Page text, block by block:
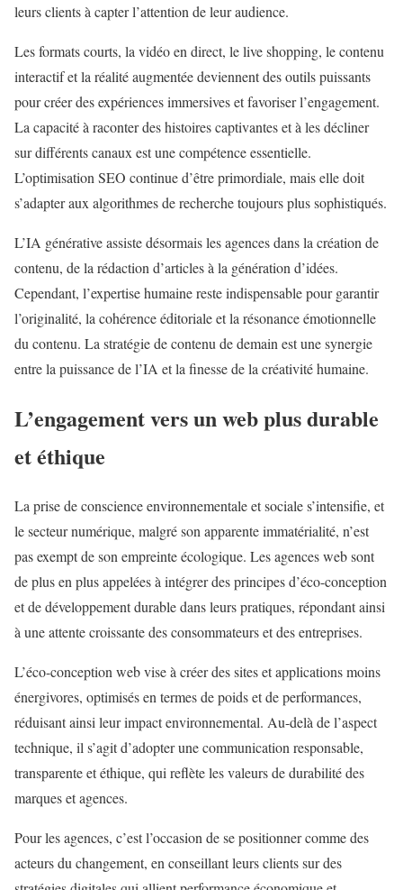
leurs clients à capter l’attention de leur audience.
Les formats courts, la vidéo en direct, le live shopping, le contenu
interactif et la réalité augmentée deviennent des outils puissants
pour créer des expériences immersives et favoriser l’engagement.
La capacité à raconter des histoires captivantes et à les décliner
sur différents canaux est une compétence essentielle.
L’optimisation SEO continue d’être primordiale, mais elle doit
s’adapter aux algorithmes de recherche toujours plus sophistiqués.
L’IA générative assiste désormais les agences dans la création de
contenu, de la rédaction d’articles à la génération d’idées.
Cependant, l’expertise humaine reste indispensable pour garantir
l’originalité, la cohérence éditoriale et la résonance émotionnelle
du contenu. La stratégie de contenu de demain est une synergie
entre la puissance de l’IA et la finesse de la créativité humaine.
L’engagement vers un web plus durable
et éthique
La prise de conscience environnementale et sociale s’intensifie, et
le secteur numérique, malgré son apparente immatérialité, n’est
pas exempt de son empreinte écologique. Les agences web sont
de plus en plus appelées à intégrer des principes d’éco-conception
et de développement durable dans leurs pratiques, répondant ainsi
à une attente croissante des consommateurs et des entreprises.
L’éco-conception web vise à créer des sites et applications moins
énergivores, optimisés en termes de poids et de performances,
réduisant ainsi leur impact environnemental. Au-delà de l’aspect
technique, il s’agit d’adopter une communication responsable,
transparente et éthique, qui reflète les valeurs de durabilité des
marques et agences.
Pour les agences, c’est l’occasion de se positionner comme des
acteurs du changement, en conseillant leurs clients sur des